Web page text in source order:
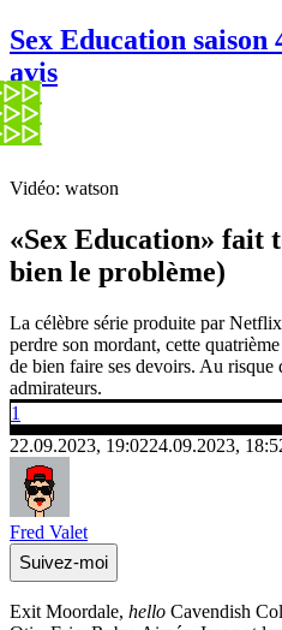
Sex Education
avis
Vidéo: watson
«Sex Education» fait
bien le problème)
La célèbre série produite par
perdre son mordant, cette
de bien faire ses devoirs. Au risque
admirateurs.
1
22.09.2023, 19:0224.09.2023,
Fred Valet
Suivez-moi
Exit Moordale, hello Cavendish